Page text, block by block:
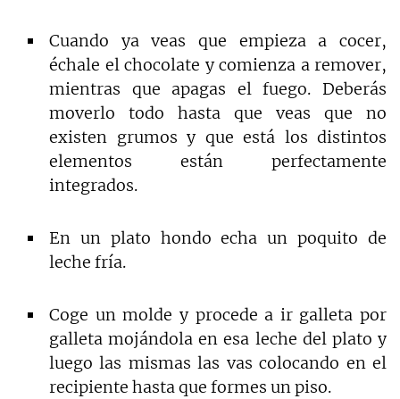
Cuando ya veas que empieza a cocer,
échale el chocolate y comienza a remover,
mientras que apagas el fuego. Deberás
moverlo todo hasta que veas que no
existen grumos y que está los distintos
elementos están perfectamente
integrados.
En un plato hondo echa un poquito de
leche fría.
Coge un molde y procede a ir galleta por
galleta mojándola en esa leche del plato y
luego las mismas las vas colocando en el
recipiente hasta que formes un piso.